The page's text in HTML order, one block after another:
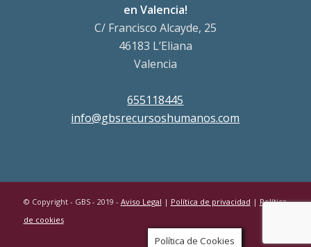
en Valencia!
C/ Francisco Alcayde, 25
46183 L’Eliana
Valencia
655118445
info@gbsrecursoshumanos.com
© Copyright - GBS - 2019 - Aviso Legal | Política de privacidad | Política
de cookies
Política de Cookies